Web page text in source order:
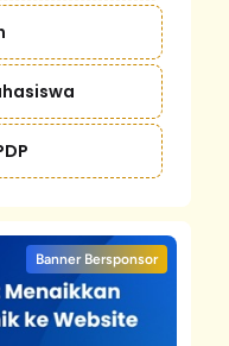
Banner Bersponsor